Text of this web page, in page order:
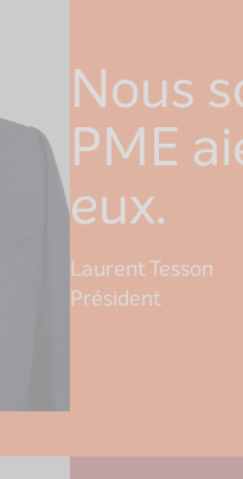
Nous
PME
eux.
Laurent Tesson
Président